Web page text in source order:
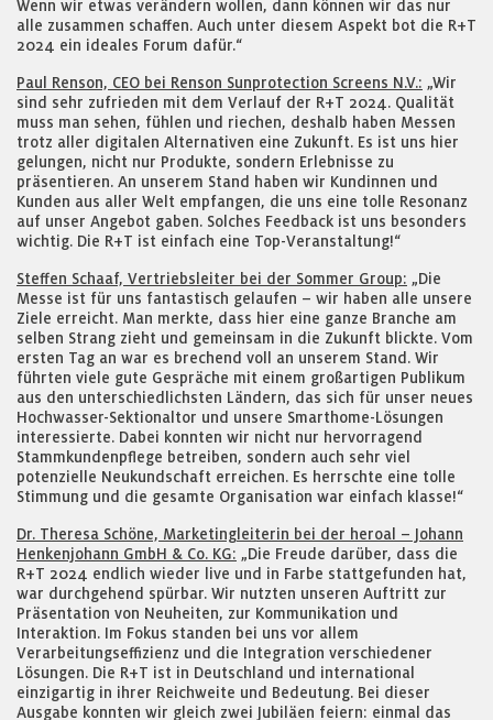
Wenn wir etwas verändern wollen, dann können wir das nur
alle zusammen schaffen. Auch unter diesem Aspekt bot die R+T
2024 ein ideales Forum dafür.“
Paul Renson, CEO bei Renson Sunprotection Screens N.V.: „Wir
sind sehr zufrieden mit dem Verlauf der R+T 2024. Qualität
muss man sehen, fühlen und riechen, deshalb haben Messen
trotz aller digitalen Alternativen eine Zukunft. Es ist uns hier
gelungen, nicht nur Produkte, sondern Erlebnisse zu
präsentieren. An unserem Stand haben wir Kundinnen und
Kunden aus aller Welt empfangen, die uns eine tolle Resonanz
auf unser Angebot gaben. Solches Feedback ist uns besonders
wichtig. Die R+T ist einfach eine Top-Veranstaltung!“
Steffen Schaaf, Vertriebsleiter bei der Sommer Group: „Die
Messe ist für uns fantastisch gelaufen – wir haben alle unsere
Ziele erreicht. Man merkte, dass hier eine ganze Branche am
selben Strang zieht und gemeinsam in die Zukunft blickte. Vom
ersten Tag an war es brechend voll an unserem Stand. Wir
führten viele gute Gespräche mit einem großartigen Publikum
aus den unterschiedlichsten Ländern, das sich für unser neues
Hochwasser-Sektionaltor und unsere Smarthome-Lösungen
interessierte. Dabei konnten wir nicht nur hervorragend
Stammkundenpflege betreiben, sondern auch sehr viel
potenzielle Neukundschaft erreichen. Es herrschte eine tolle
Stimmung und die gesamte Organisation war einfach klasse!“
Dr. Theresa Schöne, Marketingleiterin bei der heroal – Johann
Henkenjohann GmbH & Co. KG: „Die Freude darüber, dass die
R+T 2024 endlich wieder live und in Farbe stattgefunden hat,
war durchgehend spürbar. Wir nutzten unseren Auftritt zur
Präsentation von Neuheiten, zur Kommunikation und
Interaktion. Im Fokus standen bei uns vor allem
Verarbeitungseffizienz und die Integration verschiedener
Lösungen. Die R+T ist in Deutschland und international
einzigartig in ihrer Reichweite und Bedeutung. Bei dieser
Ausgabe konnten wir gleich zwei Jubiläen feiern: einmal das